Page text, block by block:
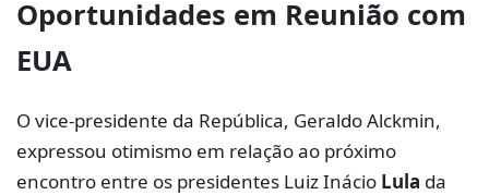
Oportunidades em Reunião com
EUA
O vice-presidente da República, Geraldo Alckmin,
expressou otimismo em relação ao próximo
encontro entre os presidentes Luiz Inácio Lula da